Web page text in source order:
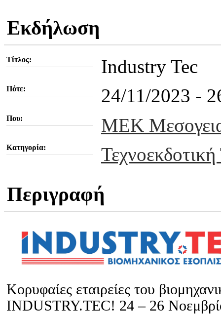
Εκδήλωση
Τίτλος: Industry Tec
Πότε: 24/11/2023 -
Που: MEK
Κατηγορία:
Περιγραφή
Κορυφαίες εταιρείες του
INDUSTRY.TEC! 24 – 26